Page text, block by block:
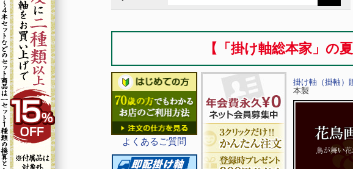
【「掛け軸総本家」
よくあるご質問
掛け軸（掛軸）
本製